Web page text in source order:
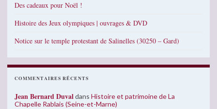
Des cadeaux pour Noël !
Histoire des Jeux olympiques | ouvrages & DVD
Notice sur le temple protestant de Salinelles (30250 – Gard)
COMMENTAIRES RÉCENTS
Jean Bernard Duvaldans Histoire et patrimoine de La
Chapelle Rablais (Seine-et-Marne)